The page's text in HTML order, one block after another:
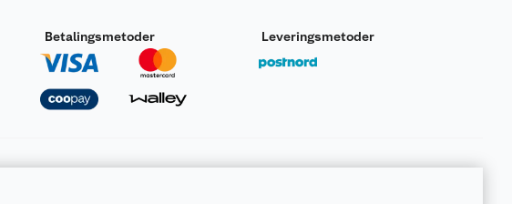
Betalingsmetoder Leveringsmetoder